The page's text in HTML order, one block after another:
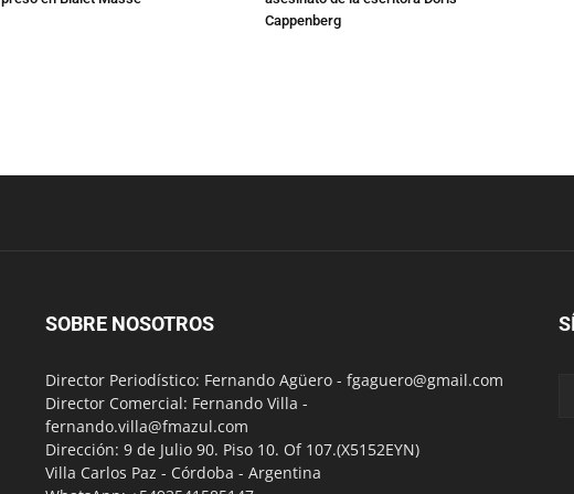
Cappenberg
SOBRE NOSOTROS
Director Periodístico: Fernando Agüero - fgaguero@gmail.com
Director Comercial: Fernando Villa -
fernando.villa@fmazul.com
Dirección: 9 de Julio 90. Piso 10. Of 107.(X5152EYN)
Villa Carlos Paz - Córdoba - Argentina